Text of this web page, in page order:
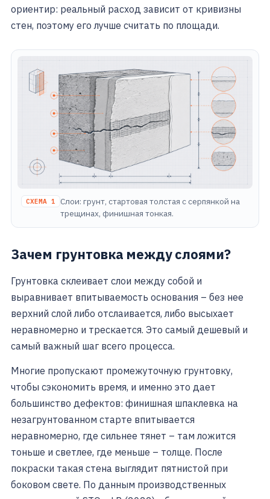
ориентир: реальный расход зависит от кривизны
стен, поэтому его лучше считать по площади.
СХЕМА 1
Слои: грунт, стартовая толстая с серпянкой на
трещинах, финишная тонкая.
Зачем грунтовка между слоями?
Грунтовка склеивает слои между собой и
выравнивает впитываемость основания – без нее
верхний слой либо отслаивается, либо высыхает
неравномерно и трескается. Это самый дешевый и
самый важный шаг всего процесса.
Многие пропускают промежуточную грунтовку,
чтобы сэкономить время, и именно это дает
большинство дефектов: финишная шпаклевка на
незагрунтованном старте впитывается
неравномерно, где сильнее тянет – там ложится
тоньше и светлее, где меньше – толще. После
покраски такая стена выглядит пятнистой при
боковом свете. По данным производственных